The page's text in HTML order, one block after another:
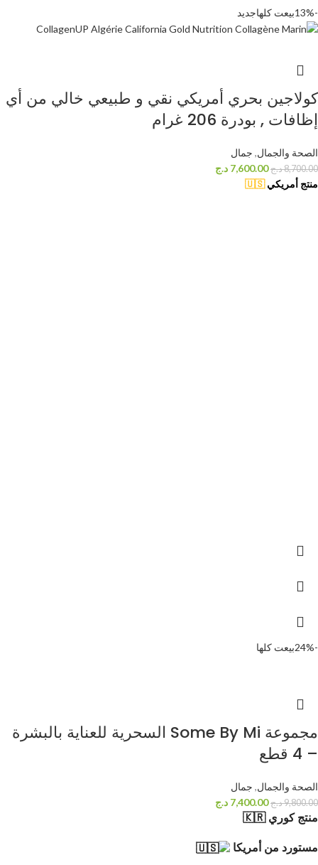
-13% بيعت كلهاجديد
كولاجين بحري أمريكي نقي و طبيعي خالي من أي
إظافات , بودرة 206 غرام
الصحة والجمال, جمال
8,700.00د.ج 7,600.00 د.ج
منتج أمريكي🇺🇸
-24% بيعت كلها
مجموعة Some By Mi السحرية للعناية بالبشرة
– 4 قطع
الصحة والجمال, جمال
9,800.00د.ج 7,400.00 د.ج
منتج كوري 🇰🇷
مستورد من أمريكا